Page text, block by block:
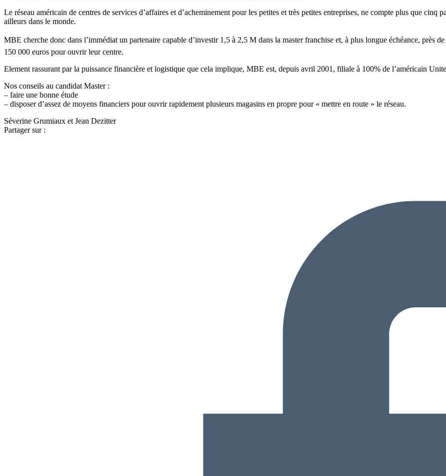
Le réseau américain de centres de services d’affaires et d’acheminement pour les petites et très petites entreprises, ne compte plus que
ailleurs dans le monde.
MBE cherche donc dans l’immédiat un partenaire capable d’investir 1,5 à 2,5 M dans la master franchise et, à plus longue échéance, près
150 000 euros pour ouvrir leur centre.
Element rassurant par la puissance financière et logistique que cela implique, MBE est, depuis avril 2001, filiale à 100% de l’américain
Nos conseils au candidat Master :
– faire une bonne étude
– disposer d’assez de moyens financiers pour ouvrir rapidement plusieurs magasins en propre pour « mettre en route » le réseau.
Séverine Grumiaux et Jean Dezitter
Partager sur :